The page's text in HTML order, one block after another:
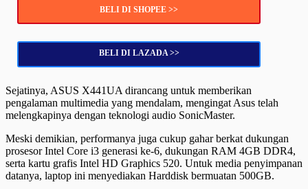
BELI DI SHOPEE >>
BELI DI LAZADA >>
Sejatinya, ASUS X441UA dirancang untuk memberikan
pengalaman multimedia yang mendalam, mengingat Asus telah
melengkapinya dengan teknologi audio SonicMaster.
Meski demikian, performanya juga cukup gahar berkat dukungan
prosesor Intel Core i3 generasi ke-6, dukungan RAM 4GB DDR4,
serta kartu grafis Intel HD Graphics 520. Untuk media penyimpanan
datanya, laptop ini menyediakan Harddisk bermuatan 500GB.